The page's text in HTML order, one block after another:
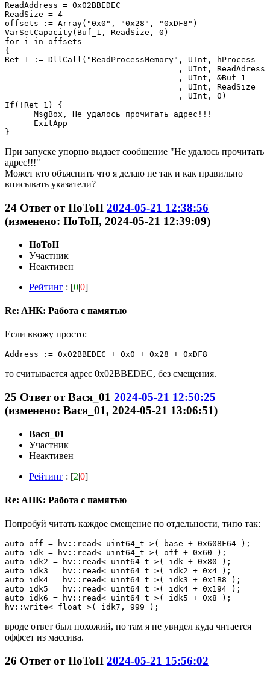
ReadAddress = 0x02BBEDEC
ReadSize = 4
offsets := Array("0x0", "0x28", "0xDF8")
VarSetCapacity(Buf_1, ReadSize, 0)
for i in offsets
{
Ret_1 := DllCall("ReadProcessMemory", UInt, hProcess
                                    , UInt, ReadAdress
                                    , UInt, &Buf_1
                                    , UInt, ReadSize
                                    , UInt, 0)
If(!Ret_1) {
      MsgBox, Не удалось прочитать адрес!!!
      ExitApp
При запуске упорно выдает сообщение "Не удалось прочитать
адрес!!!"
Может кто объяснить что я делаю не так и как правильно
вписывать указатели?
24 Ответ отIIoToII 2024-05-21 12:38:56
(изменено: IIoToII, 2024-05-21 12:39:09)
IIoToII
Участник
Неактивен
Рейтинг : [0|0]
Re: AHK: Работа с памятью
Если ввожу просто:
Address := 0x02BBEDEC + 0x0 + 0x28 + 0xDF8
то считывается адрес 0x02BBEDEC, без смещения.
25 Ответ отВася_01 2024-05-21 12:50:25
(изменено: Вася_01, 2024-05-21 13:06:51)
Вася_01
Участник
Неактивен
Рейтинг : [2|0]
Re: AHK: Работа с памятью
Попробуй читать каждое смещение по отдельности, типо так:
auto off = hv::read< uint64_t >( base + 0x608F64 );
auto idk = hv::read< uint64_t >( off + 0x60 );
auto idk2 = hv::read< uint64_t >( idk + 0x80 );
auto idk3 = hv::read< uint64_t >( idk2 + 0x4 );
auto idk4 = hv::read< uint64_t >( idk3 + 0x1B8 );
auto idk5 = hv::read< uint64_t >( idk4 + 0x194 );
auto idk6 = hv::read< uint64_t >( idk5 + 0x8 );
hv::write< float >( idk7, 999 );
вроде ответ был похожий, но там я не увидел куда читается
оффсет из массива.
26 Ответ отIIoToII 2024-05-21 15:56:02